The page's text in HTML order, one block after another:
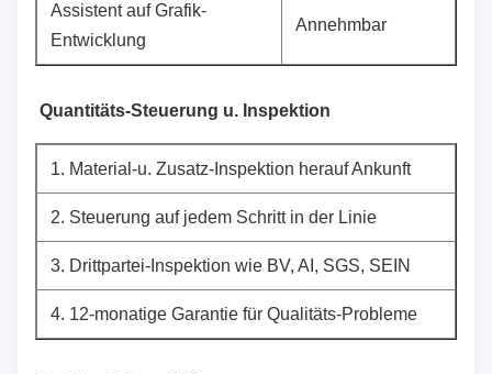
Assistent auf Grafik-
Entwicklung
Annehmbar
Quantitäts-Steuerung u. Inspektion
1. Material-u. Zusatz-Inspektion herauf Ankunft
2. Steuerung auf jedem Schritt in der Linie
3. Drittpartei-Inspektion wie BV, AI, SGS, SEIN
4. 12-monatige Garantie für Qualitäts-Probleme